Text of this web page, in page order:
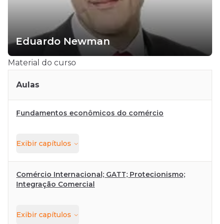
Eduardo Newman
Material do curso
Aulas
Fundamentos econômicos do comércio
Exibir capítulos
Comércio Internacional; GATT; Protecionismo;
Integração Comercial
Exibir capítulos